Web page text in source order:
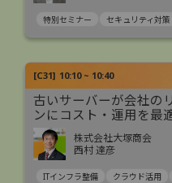
特別セミナー セキュリティ対策
[C31] 10:10 ~ 10:40
古いサーバーが会社の
ンにコスト・運用を最
株式会社大塚商会
西村 達彦
ITインフラ整備 クラウド活用